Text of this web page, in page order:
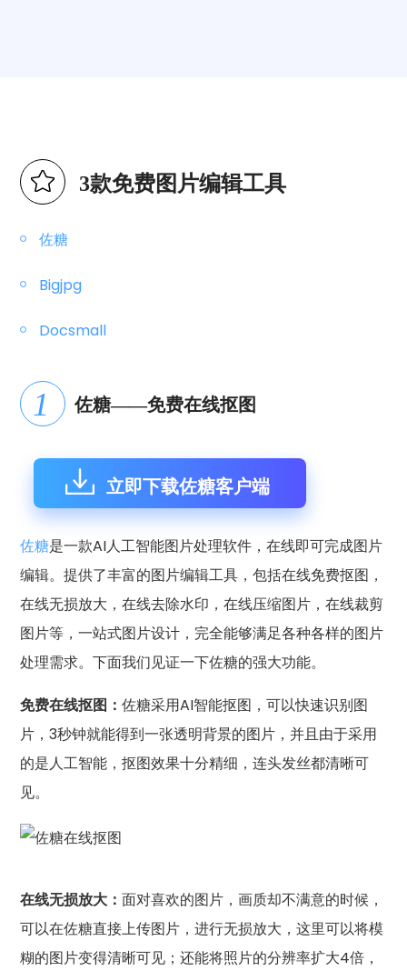
3款免费图片编辑工具
佐糖
Bigjpg
Docsmall
佐糖——免费在线抠图
立即下载佐糖客户端
佐糖是一款AI人工智能图片处理软件，在线即可完成图片
编辑。提供了丰富的图片编辑工具，包括在线免费抠图，
在线无损放大，在线去除水印，在线压缩图片，在线裁剪
图片等，一站式图片设计，完全能够满足各种各样的图片
处理需求。下面我们见证一下佐糖的强大功能。
免费在线抠图：佐糖采用AI智能抠图，可以快速识别图
片，3秒钟就能得到一张透明背景的图片，并且由于采用
的是人工智能，抠图效果十分精细，连头发丝都清晰可
见。
在线无损放大：面对喜欢的图片，画质却不满意的时候，
可以在佐糖直接上传图片，进行无损放大，这里可以将模
糊的图片变得清晰可见；还能将照片的分辨率扩大4倍，